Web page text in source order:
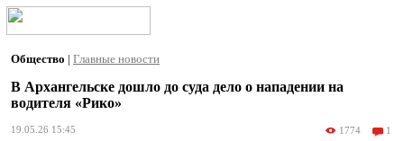
Общество | Главные новости
В Архангельске дошло до суда дело о нападении на
водителя «Рико»
19.05.26 15:45 1774 1